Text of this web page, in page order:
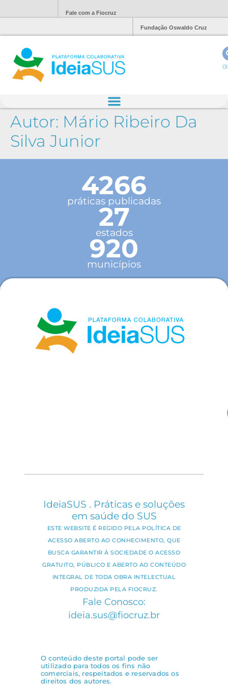
Fale com a Fiocruz
Fundação Oswaldo Cruz
Autor: Mário Ribeiro Da
Silva Junior
4266
práticas publicadas
27
estados
920
municípios
IdeiaSUS . Práticas e soluções
em saúde do SUS
ESTE WEBSITE É REGIDO PELA POLÍTICA DE
ACESSO ABERTO AO CONHECIMENTO, QUE
BUSCA GARANTIR À SOCIEDADE O ACESSO
GRATUITO, PÚBLICO E ABERTO AO CONTEÚDO
INTEGRAL DE TODA OBRA INTELECTUAL
PRODUZIDA PELA FIOCRUZ.
Fale Conosco:
ideia.sus@fiocruz.br
O conteúdo deste portal pode ser
utilizado para todos os fins não
comerciais, respeitados e reservados os
direitos dos autores.